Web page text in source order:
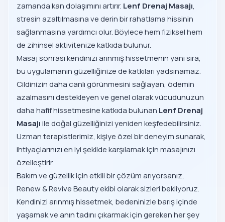
zamanda kan dolaşımını artırır. Lenf Drenaj Masajı,
stresin azaltılmasına ve derin bir rahatlama hissinin
sağlanmasına yardımcı olur. Böylece hem fiziksel hem
de zihinsel aktivitenize katkıda bulunur.
Masaj sonrası kendinizi arınmış hissetmenin yanı sıra,
bu uygulamanın güzelliğinize de katkıları yadsınamaz.
Cildinizin daha canlı görünmesini sağlayan, ödemin
azalmasını destekleyen ve genel olarak vücudunuzun
daha hafif hissetmesine katkıda bulunan Lenf Drenaj
Masajıile doğal güzelliğinizi yeniden keşfedebilirsiniz.
Uzman terapistlerimiz, kişiye özel bir deneyim sunarak,
ihtiyaçlarınızı en iyi şekilde karşılamak için masajınızı
özelleştirir.
Bakım ve güzellik için etkili bir çözüm arıyorsanız,
Renew & Revive Beauty ekibi olarak sizleri bekliyoruz.
Kendinizi arınmış hissetmek, bedeninizle barış içinde
yaşamak ve anın tadını çıkarmak için gereken her şey